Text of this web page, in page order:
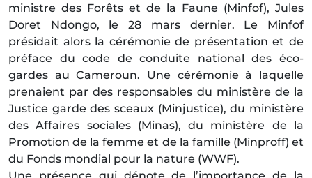
ministre des Forêts et de la Faune (Minfof), Jules
Doret Ndongo, le 28 mars dernier. Le Minfof
présidait alors la cérémonie de présentation et de
préface du code de conduite national des éco-
gardes au Cameroun. Une cérémonie à laquelle
prenaient par des responsables du ministère de la
Justice garde des sceaux (Minjustice), du ministère
des Affaires sociales (Minas), du ministère de la
Promotion de la femme et de la famille (Minproff) et
du Fonds mondial pour la nature (WWF).